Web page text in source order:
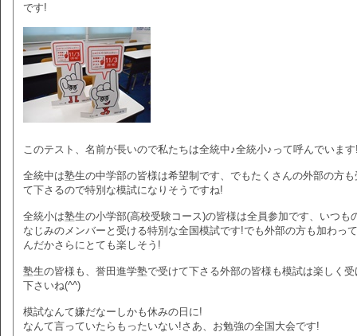
です!
このテスト、名前が長いので私たちは全統中♪全統小♪って呼んでいま
全統中は塾生の中学部の皆様は希望制です、でもたくさんの外部の方も
て下さるので特別な模試になりそうですね!
全統小は塾生の小学部(高校受験コース)の皆様は全員参加です、いつも
なじみのメンバーと受ける特別な全国模試です!でも外部の方も加わっ
んだかさらにとても楽しそう!
塾生の皆様も、誉田進学塾で受けて下さる外部の皆様も模試は楽しく受
下さいね(^^)
模試なんて嫌だなーしかも休みの日に!
なんて言っていたらもったいない!さあ、お勉強の全国大会です!